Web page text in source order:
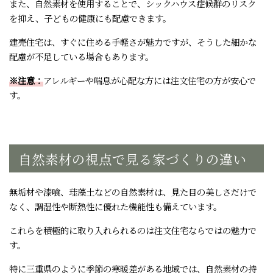
また、自然素材を使用することで、シックハウス症候群のリスク
を抑え、子どもの健康にも配慮できます。
建売住宅は、すぐに住める手軽さが魅力ですが、そうした細かな
配慮が不足している場合もあります。
※注意：アレルギーや喘息が心配な方には注文住宅の方が安心で
す。
自然素材の視点で見る家づくりの違い
無垢材や漆喰、珪藻土などの自然素材は、見た目の美しさだけで
なく、調湿性や断熱性に優れた機能性も備えています。
これらを積極的に取り入れられるのは注文住宅ならではの魅力で
す。
特に三重県のように季節の寒暖差がある地域では、自然素材の持